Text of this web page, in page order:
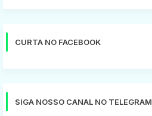
CURTA NO FACEBOOK
SIGA NOSSO CANAL NO TELEGRAM